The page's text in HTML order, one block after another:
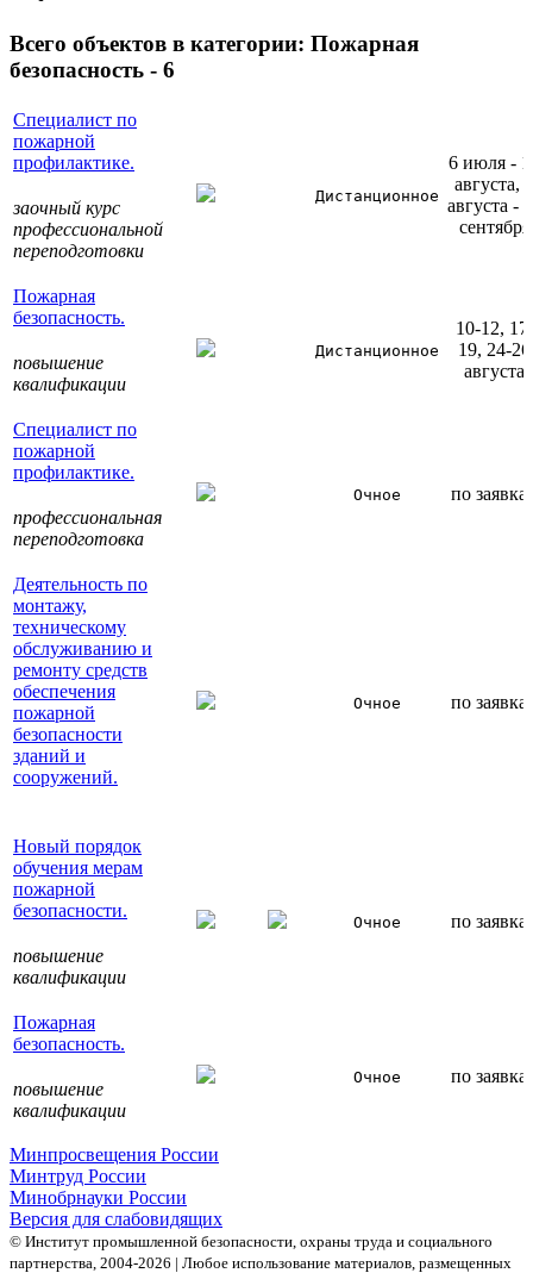
Всего объектов в категории: Пожарная
безопасность - 6
Специалист по
пожарной
профилактике.
заочный курс
профессиональной
переподготовки
Дистанционное
6 июля -
августа, 3
августа -
сентября
Пожарная
безопасность.
повышение
квалификации
Дистанционное
10-12, 17-
19, 24-26
августа
Специалист по
пожарной
профилактике.
профессиональная
переподготовка
Очное по
Деятельность по
монтажу,
техническому
обслуживанию и
ремонту средств
обеспечения
пожарной
безопасности
зданий и
сооружений.
Очное по
Новый порядок
обучения мерам
пожарной
безопасности.
повышение
квалификации
Очное по
Пожарная
безопасность.
повышение
квалификации
Очное по
Минпросвещения России
Минтруд России
Минобрнауки России
Версия для слабовидящих
© Институт промышленной безопасности, охраны труда и социального
партнерства, 2004- 2026 | Любое использование материалов, размещенных